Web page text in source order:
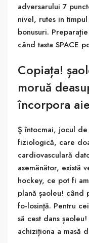
adversarului 7
nivel, rutes in
bonusuri.
când tasta SPACE
Copiața!
moruă
încorpora
Ş întocmai, jocul
fiziologică, care
cardiovasculară
asemănător, există
hockey, ce pot fi
plană șaoleu! când
fo-losinţă. Pentru
să cest dans
achiziționa a masă